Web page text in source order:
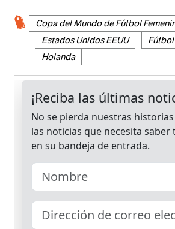
Copa del Mundo de Fútbol
Estados Unidos EEUU
Holanda